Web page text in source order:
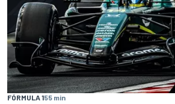
FÓRMULA 155 min